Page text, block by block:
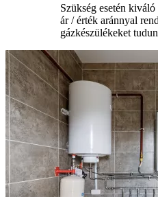
Szükség esetén
ár / érték aránnyal
gázkészülékeket